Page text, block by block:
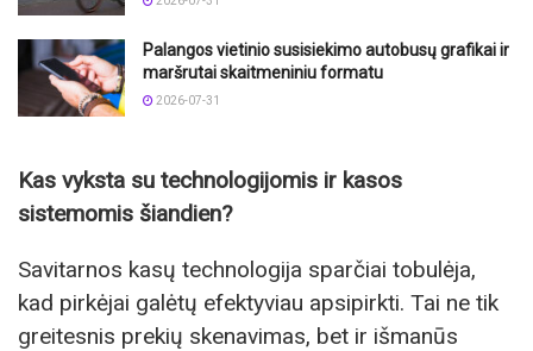
Palangos vietinio susisiekimo autobusų grafikai ir
maršrutai skaitmeniniu formatu
2026-07-31
Kas vyksta su technologijomis ir kasos
sistemomis šiandien?
Savitarnos kasų technologija sparčiai tobulėja,
kad pirkėjai galėtų efektyviau apsipirkti. Tai ne tik
greitesnis prekių skenavimas, bet ir išmanūs